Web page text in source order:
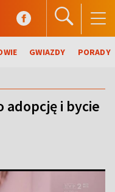
GWIAZDY PORADY
adopcję i bycie